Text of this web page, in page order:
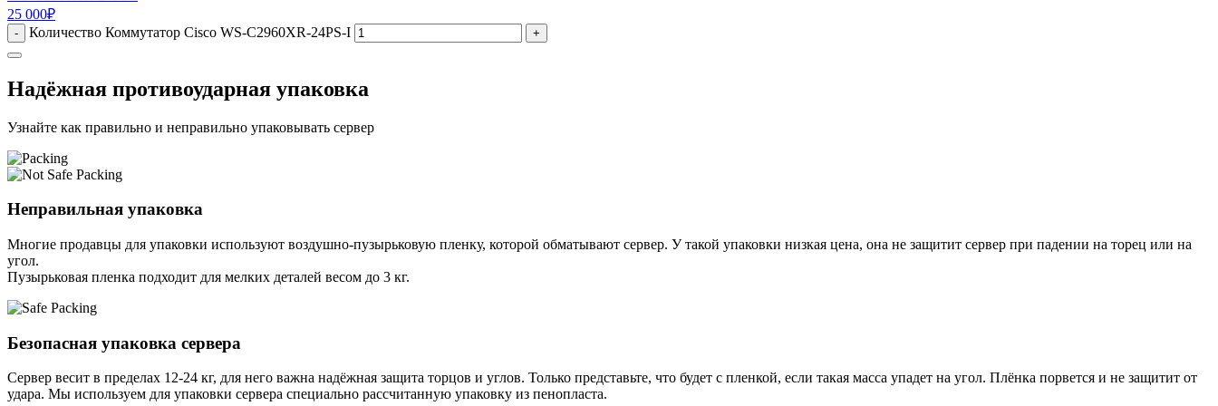
25 000₽
- Количество Коммутатор Cisco WS-C2960XR-24PS-I +
Надёжная противоударная упаковка
Узнайте как правильно и неправильно упаковывать сервер
Неправильная упаковка
Многие продавцы для упаковки используют воздушно-пузырьковую пленку, которой обматывают сервер. У такой упаковки низкая цена, она не защитит сервер при падении на торец или на
угол.
Пузырьковая пленка подходит для мелких деталей весом до 3 кг.
Безопасная упаковка сервера
Сервер весит в пределах 12-24 кг, для него важна надёжная защита торцов и углов. Только представьте, что будет с пленкой, если такая масса упадет на угол. Плёнка порвется и не защитит от
удара. Мы используем для упаковки сервера специально расcчитанную упаковку из пенопласта.